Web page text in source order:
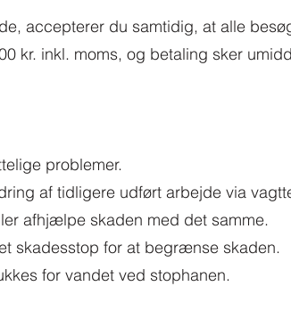
accepterer du samtidig, at alle
kr. inkl. moms, og betaling sker
problemer.
af tidligere udført arbejde via
afhjælpe skaden med det samme.
skadesstop for at begrænse skaden.
for vandet ved stophanen.